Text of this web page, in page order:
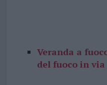
Veranda a
del fuoco in